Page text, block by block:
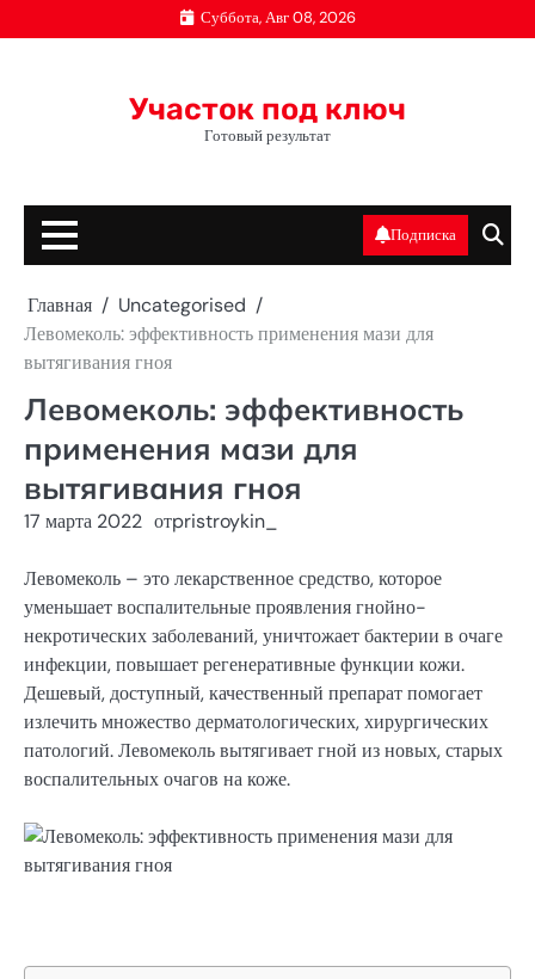
к
Суббота, Авг 08, 2026
Участок под ключ
Готовый результат
Подписка
Главная
Uncategorised
Левомеколь: эффективность применения мази для
вытягивания гноя
Левомеколь: эффективность
применения мази для
вытягивания гноя
17 марта 2022 отpristroykin_
Левомеколь – это лекарственное средство, которое
уменьшает воспалительные проявления гнойно-
некротических заболеваний, уничтожает бактерии в очаге
инфекции, повышает регенеративные функции кожи.
Дешевый, доступный, качественный препарат помогает
излечить множество дерматологических, хирургических
патологий. Левомеколь вытягивает гной из новых, старых
воспалительных очагов на коже.